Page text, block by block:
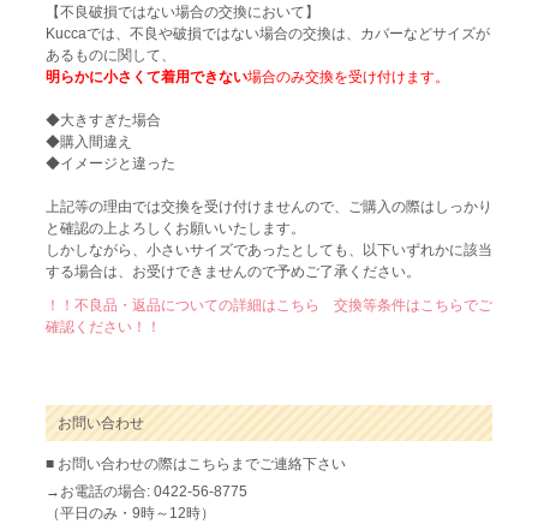
【不良破損ではない場合の交換において】
Kuccaでは、不良や破損ではない場合の交換は、カバーなどサイズが
あるものに関して、
明らかに小さくて着用できない場合のみ交換を受け付けます。
◆大きすぎた場合
◆購入間違え
◆イメージと違った
上記等の理由では交換を受け付けませんので、ご購入の際はしっかり
と確認の上よろしくお願いいたします。
しかしながら、小さいサイズであったとしても、以下いずれかに該当
する場合は、お受けできませんので予めご了承ください。
！！不良品・返品についての詳細はこちら 交換等条件はこちらでご
確認ください！！
お問い合わせ
■ お問い合わせの際はこちらまでご連絡下さい
→お電話の場合: 0422-56-8775
（平日のみ・9時～12時）